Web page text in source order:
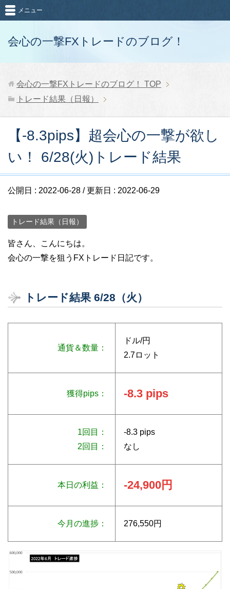
会心の一撃FXトレードのブログ！
メニュー
会心の一撃FXトレードのブログ！
TOP
トレード結果（日報）
【-8.3pips】超会心の一撃が欲し
い！ 6/28(火)トレード結果
公開日 : 2022-06-28 / 更新日 : 2022-06-29
トレード結果（日報）
皆さん、こんにちは。
会心の一撃を狙うFXトレード日記です。
トレード結果 6/28（火）
通貨＆数量：
ドル/円
2.7ロット
獲得pips： -8.3 pips
1回目：
2回目：
-8.3 pips
なし
本日の利益： -24,900円
今月の進捗： 276,550円